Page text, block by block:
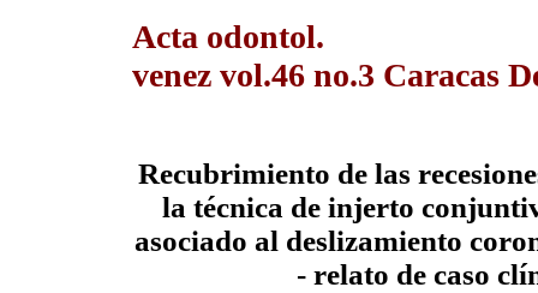
Acta odontol.
venez vol.46 no.3 Caracas
Recubrimiento de las
la técnica de injerto
asociado al deslizamiento
- relato de caso